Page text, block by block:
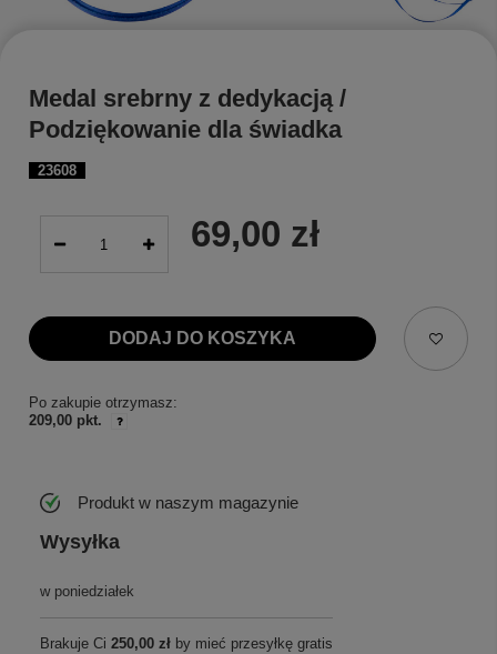
23608
Medal srebrny z dedykacją /
Podziękowanie dla świadka
69,00 zł
DODAJ DO KOSZYKA
Po zakupie otrzymasz:
209,00 pkt.
Produkt w naszym magazynie
Wysyłka
w poniedziałek
Brakuje Ci 250,00 zł by mieć przesyłkę gratis